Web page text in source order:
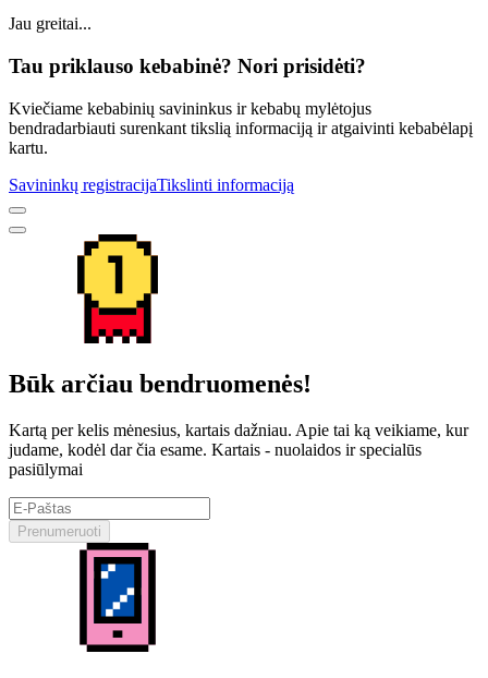
Jau greitai...
Tau priklauso kebabinė? Nori prisidėti?
Kviečiame kebabinių savininkus ir kebabų mylėtojus
bendradarbiauti surenkant tikslią informaciją ir atgaivinti kebabėlapį
kartu.
Savininkų registracijaTikslinti informaciją
Būk arčiau bendruomenės!
Kartą per kelis mėnesius, kartais dažniau. Apie tai ką veikiame, kur
judame, kodėl dar čia esame. Kartais - nuolaidos ir specialūs
pasiūlymai
Prenumeruoti